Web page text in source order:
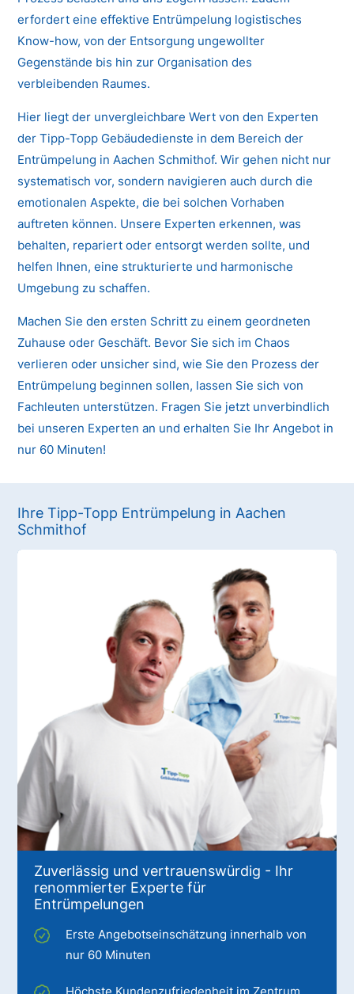
erfordert eine effektive Entrümpelung logistisches
Know-how, von der Entsorgung ungewollter
Gegenstände bis hin zur Organisation des
verbleibenden Raumes.
Hier liegt der unvergleichbare Wert von den Experten
der Tipp-Topp Gebäudedienste in dem Bereich der
Entrümpelung in Aachen Schmithof. Wir gehen nicht nur
systematisch vor, sondern navigieren auch durch die
emotionalen Aspekte, die bei solchen Vorhaben
auftreten können. Unsere Experten erkennen, was
behalten, repariert oder entsorgt werden sollte, und
helfen Ihnen, eine strukturierte und harmonische
Umgebung zu schaffen.
Machen Sie den ersten Schritt zu einem geordneten
Zuhause oder Geschäft. Bevor Sie sich im Chaos
verlieren oder unsicher sind, wie Sie den Prozess der
Entrümpelung beginnen sollen, lassen Sie sich von
Fachleuten unterstützen. Fragen Sie jetzt unverbindlich
bei unseren Experten an und erhalten Sie Ihr Angebot in
nur 60 Minuten!
Ihre Tipp-Topp Entrümpelung in Aachen
Schmithof
Zuverlässig und vertrauenswürdig - Ihr
renommierter Experte für
Entrümpelungen
Erste Angebotseinschätzung innerhalb von
nur 60 Minuten